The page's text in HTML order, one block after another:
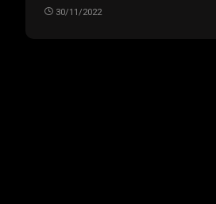
30/11/2022